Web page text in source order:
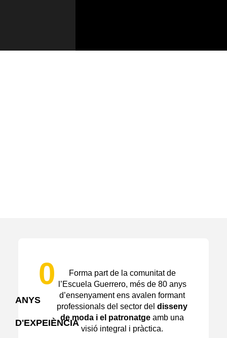
ANYS
D'EXPEIÈNCIA
0
Forma part de la comunitat de
l’Escuela Guerrero, més de 80 anys
d’ensenyament ens avalen formant
professionals del sector del disseny
de moda i el patronatge amb una
visió integral i pràctica.